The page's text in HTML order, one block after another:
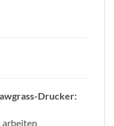
Drucker:
arbeiten